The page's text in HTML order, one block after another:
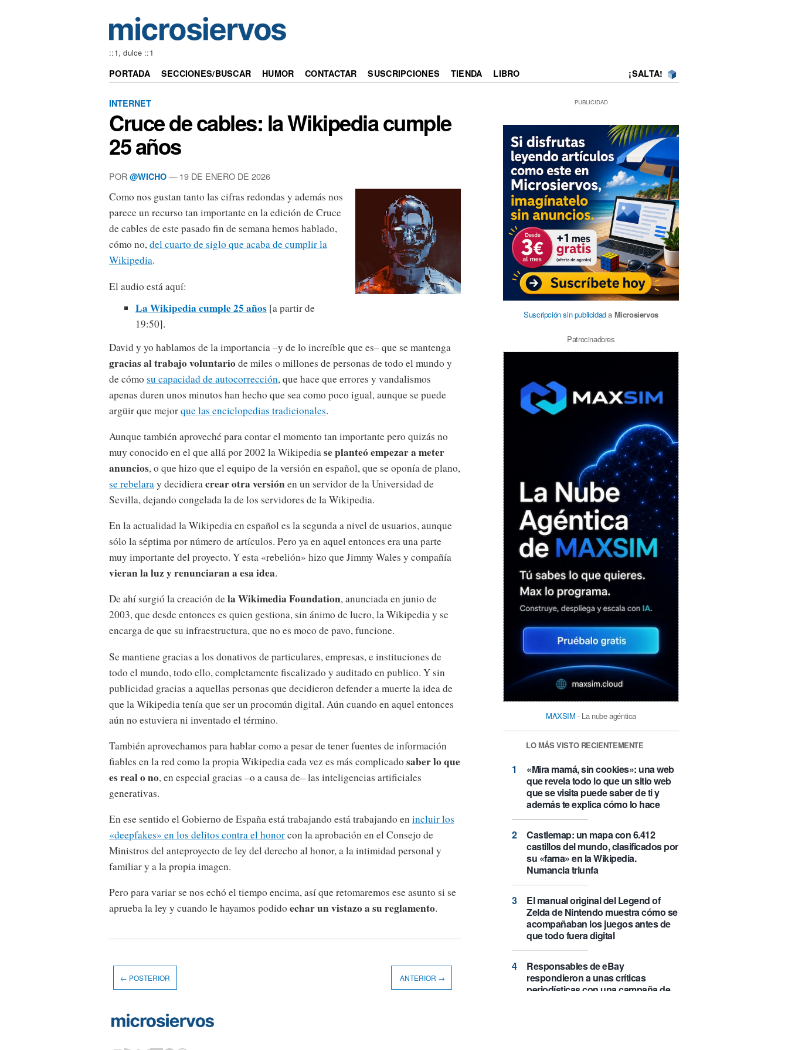
::1, dulce ::1
PORTADA SECCIONES/BUSCAR HUMOR CONTACTAR SUSCRIPCIONES TIENDA LIBRO ¡SALTA!
INTERNET
Cruce de cables: la Wikipedia cumple
25 años
POR @WICHO — 19 DE ENERO DE 2026
Como nos gustan tanto las cifras redondas y además nos
parece un recurso tan importante en la edición de Cruce
de cables de este pasado fin de semana hemos hablado,
cómo no,del cuarto de siglo que acaba de cumplir la
Wikipedia.
El audio está aquí:
La Wikipedia cumple 25 años[a partir de
19:50].
David y yo hablamos de la importancia –y de lo increíble que es– que se mantenga
gracias al trabajo voluntariode miles o millones de personas de todo el mundo y
de cómo su capacidad de autocorrección, que hace que errores y vandalismos
apenas duren unos minutos han hecho que sea como poco igual, aunque se puede
argüir que mejorque las enciclopedias tradicionales.
Aunque también aproveché para contar el momento tan importante pero quizás no
muy conocido en el que allá por 2002 la Wikipediase planteó empezar a meter
anuncios, o que hizo que el equipo de la versión en español, que se oponía de plano,
se rebelaray decidieracrear otra versiónen un servidor de la Universidad de
Sevilla, dejando congelada la de los servidores de la Wikipedia.
En la actualidad la Wikipedia en español es la segunda a nivel de usuarios, aunque
sólo la séptima por número de artículos. Pero ya en aquel entonces era una parte
muy importante del proyecto. Y esta «rebelión» hizo que Jimmy Wales y compañía
vieran la luz y renunciaran a esa idea.
De ahí surgió la creación dela Wikimedia Foundation, anunciada en junio de
2003, que desde entonces es quien gestiona, sin ánimo de lucro, la Wikipedia y se
encarga de que su infraestructura, que no es moco de pavo, funcione.
Se mantiene gracias a los donativos de particulares, empresas, e instituciones de
todo el mundo, todo ello, completamente fiscalizado y auditado en publico. Y sin
publicidad gracias a aquellas personas que decidieron defender a muerte la idea de
que la Wikipedia tenía que ser un procomún digital. Aún cuando en aquel entonces
aún no estuviera ni inventado el término.
También aprovechamos para hablar como a pesar de tener fuentes de información
fiables en la red como la propia Wikipedia cada vez es más complicado saber lo que
es real o no, en especial gracias –o a causa de– las inteligencias artificiales
generativas.
En ese sentido el Gobierno de España está trabajando está trabajando enincluir los
«deepfakes» en los delitos contra el honorcon la aprobación en el Consejo de
Ministros del anteproyecto de ley del derecho al honor, a la intimidad personal y
familiar y a la propia imagen.
Pero para variar se nos echó el tiempo encima, así que retomaremos ese asunto si se
aprueba la ley y cuando le hayamos podido echar un vistazo a su reglamento.
PUBLICIDAD
Suscripción sin publicidada Microsiervos
Patrocinadores
MAXSIM - La nube agéntica
LO MÁS VISTO RECIENTEMENTE
«Mira mamá, sin cookies»: una web
que revela todo lo que un sitio web
que se visita puede saber de ti y
además te explica cómo lo hace
Castlemap: un mapa con 6.412
castillos del mundo, clasificados por
su «fama» en la Wikipedia.
Numancia triunfa
El manual original del Legend of
Zelda de Nintendo muestra cómo se
acompañaban los juegos antes de
que todo fuera digital
Responsables de eBay
respondieron a unas críticas
periodísticas con una campaña de
← POSTERIOR ANTERIOR →